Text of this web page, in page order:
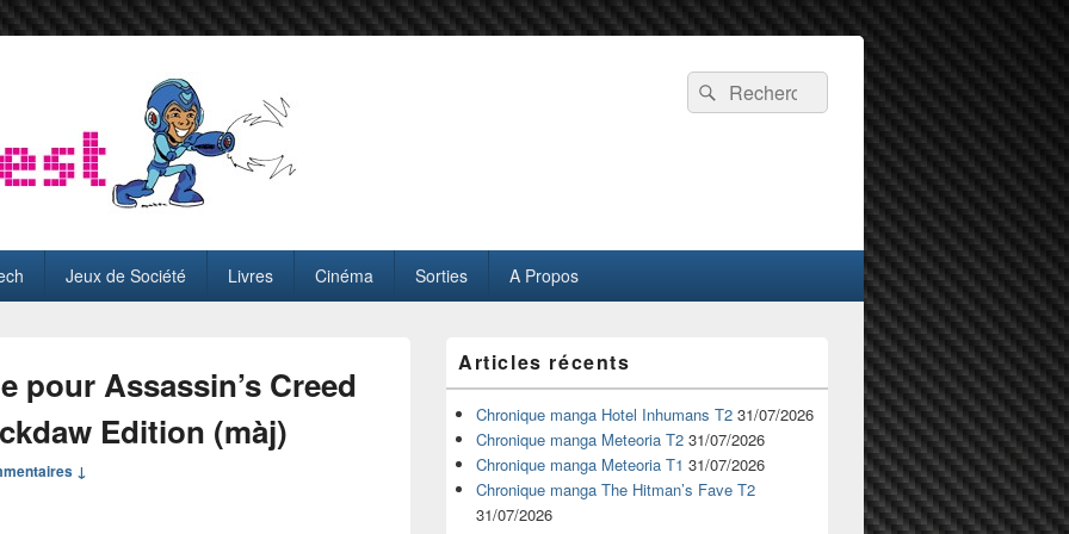
Recherche :
Rechercher
Jeux de Société Livres Cinéma Sorties A Propos
pour Assassin’s Creed
Edition (màj)
↓
principale
de
widget
pour
barre
latérale
Articles récents
Chronique manga Hotel Inhumans T2 31/07/2026
Chronique manga Meteoria T2 31/07/2026
Chronique manga Meteoria T1 31/07/2026
Chronique manga The Hitman’s Fave T2
31/07/2026